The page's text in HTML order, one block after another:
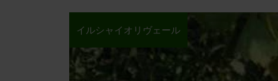
イルシャイオリヴェール